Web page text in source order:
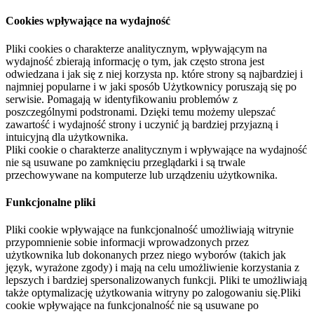
Cookies wpływające na wydajność
Pliki cookies o charakterze analitycznym, wpływającym na
wydajność zbierają informację o tym, jak często strona jest
odwiedzana i jak się z niej korzysta np. które strony są najbardziej i
najmniej popularne i w jaki sposób Użytkownicy poruszają się po
serwisie. Pomagają w identyfikowaniu problemów z
poszczególnymi podstronami. Dzięki temu możemy ulepszać
zawartość i wydajność strony i uczynić ją bardziej przyjazną i
intuicyjną dla użytkownika.
Pliki cookie o charakterze analitycznym i wpływające na wydajność
nie są usuwane po zamknięciu przeglądarki i są trwale
przechowywane na komputerze lub urządzeniu użytkownika.
Funkcjonalne pliki
Pliki cookie wpływające na funkcjonalność umożliwiają witrynie
przypomnienie sobie informacji wprowadzonych przez
użytkownika lub dokonanych przez niego wyborów (takich jak
język, wyrażone zgody) i mają na celu umożliwienie korzystania z
lepszych i bardziej spersonalizowanych funkcji. Pliki te umożliwiają
także optymalizację użytkowania witryny po zalogowaniu się.Pliki
cookie wpływające na funkcjonalność nie są usuwane po